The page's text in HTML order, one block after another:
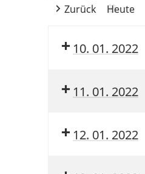
Zurück
Heute
10. 01. 2022
11. 01. 2022
12. 01. 2022